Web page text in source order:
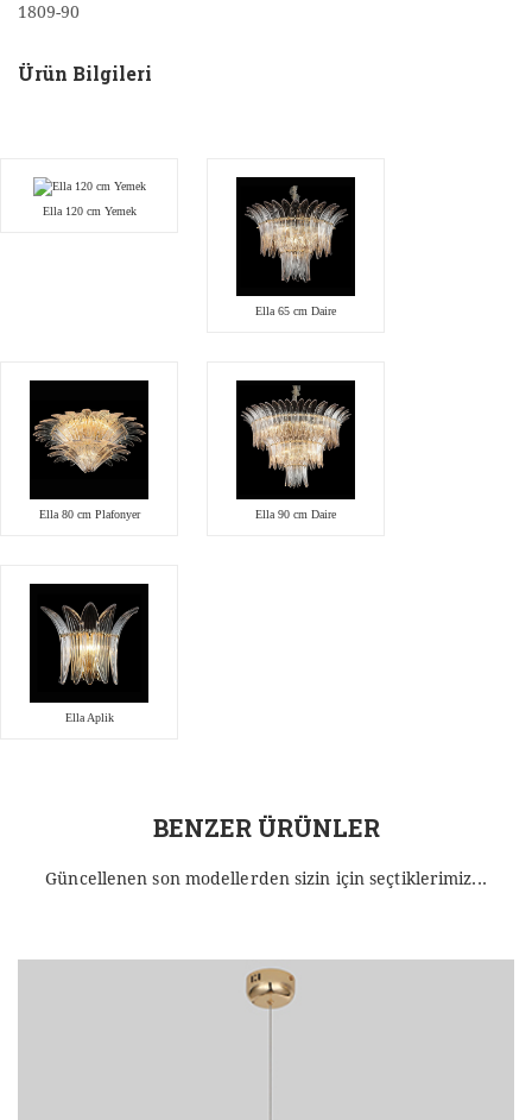
1809-90
Ürün Bilgileri
Ella 120 cm Yemek
Ella 65 cm Daire
Ella 80 cm Plafonyer Ella 90 cm Daire
Ella Aplik
BENZER ÜRÜNLER
Güncellenen son modellerden sizin için seçtiklerimiz...